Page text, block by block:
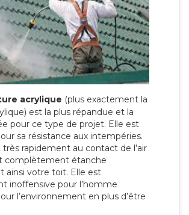
acrylique (plus exactement la
est la plus répandue et la
pour ce type de projet. Elle est
sa résistance aux intempéries.
très rapidement au contact de l’air
complètement étanche
ainsi votre toit. Elle est
inoffensive pour l’homme
l’environnement en plus d’être